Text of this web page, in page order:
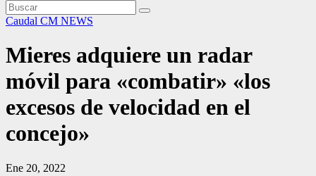
Caudal CM NEWS
Mieres adquiere un radar
móvil para «combatir» «los
excesos de velocidad en el
concejo»
Ene 20, 2022